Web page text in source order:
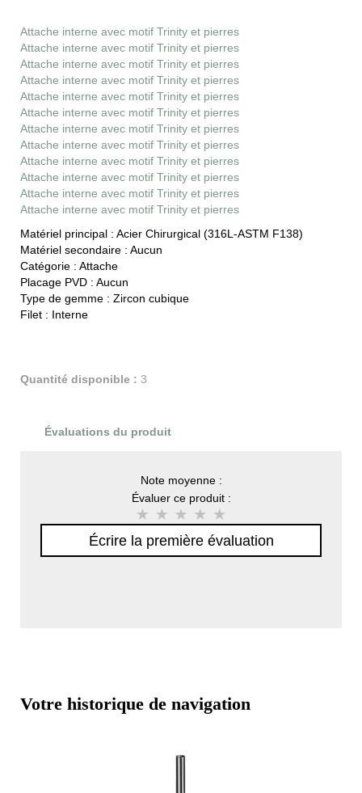
Attache interne avec motif Trinity et pierres
Attache interne avec motif Trinity et pierres
Attache interne avec motif Trinity et pierres
Attache interne avec motif Trinity et pierres
Attache interne avec motif Trinity et pierres
Attache interne avec motif Trinity et pierres
Attache interne avec motif Trinity et pierres
Attache interne avec motif Trinity et pierres
Attache interne avec motif Trinity et pierres
Attache interne avec motif Trinity et pierres
Attache interne avec motif Trinity et pierres
Attache interne avec motif Trinity et pierres
Matériel principal : Acier Chirurgical (316L-ASTM F138)
Matériel secondaire : Aucun
Catégorie : Attache
Placage PVD : Aucun
Type de gemme : Zircon cubique
Filet : Interne
Quantité disponible : 3
Évaluations du produit
Note moyenne :
Évaluer ce produit :
Écrire la première évaluation
Votre historique de navigation